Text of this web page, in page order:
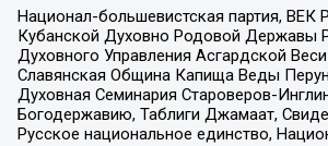
Национал-большевистская партия, ВЕК
Кубанской Духовно Родовой Державы
Духовного Управления Асгардской
Славянская Община Капища Веды
Духовная Семинария Староверов-
Богодержавию, Таблиги Джамаат,
Русское национальное единство,